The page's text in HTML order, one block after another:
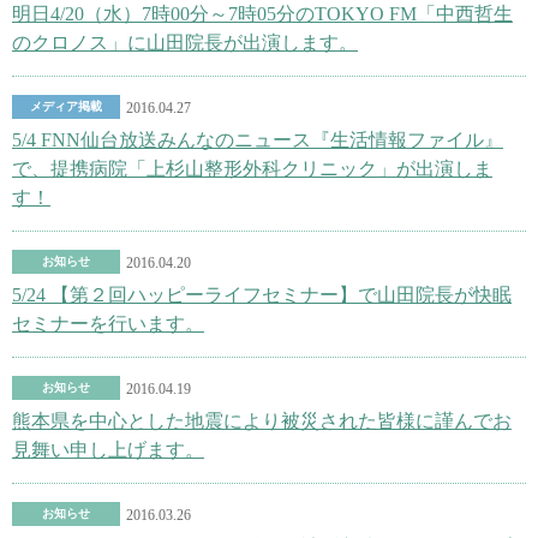
明日4/20（水）7時00分～7時05分のTOKYO FM「中西哲生
のクロノス」に山田院長が出演します。
メディア掲載 2016.04.27
5/4 FNN仙台放送みんなのニュース『生活情報ファイル』
で、提携病院「上杉山整形外科クリニック」が出演しま
す！
お知らせ 2016.04.20
5/24 【第２回ハッピーライフセミナー】で山田院長が快眠
セミナーを行います。
お知らせ 2016.04.19
熊本県を中心とした地震により被災された皆様に謹んでお
見舞い申し上げます。
お知らせ 2016.03.26